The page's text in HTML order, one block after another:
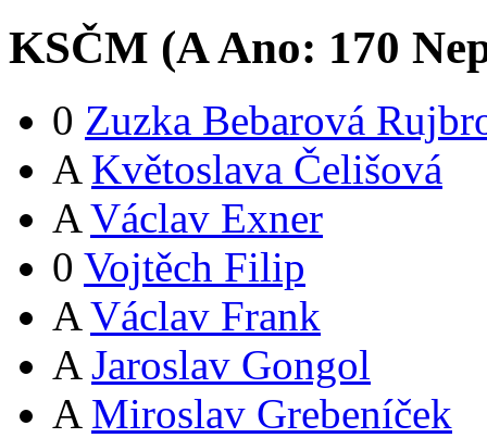
KSČM (AAno: 170
0 Zuzka Bebarová
A Květoslava Čelišová
A Václav Exner
0 Vojtěch Filip
A Václav Frank
A Jaroslav Gongol
A Miroslav Grebeníček